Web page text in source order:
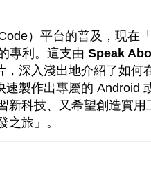
）平台的普及，現在
專利。這支由 Speak
，深入淺出地介紹了如何
速製作出專屬的 Android
新科技、又希望創造實用
之旅」。